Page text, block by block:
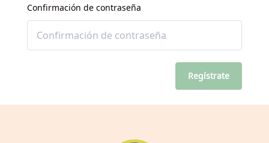
Confirmación de contraseña
Regístrate